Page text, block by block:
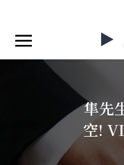
首頁
專家觀點
圖文輕讀
隼先
空!